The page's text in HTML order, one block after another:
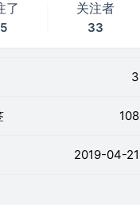
了
关注者
33
3
108
2019-04-21